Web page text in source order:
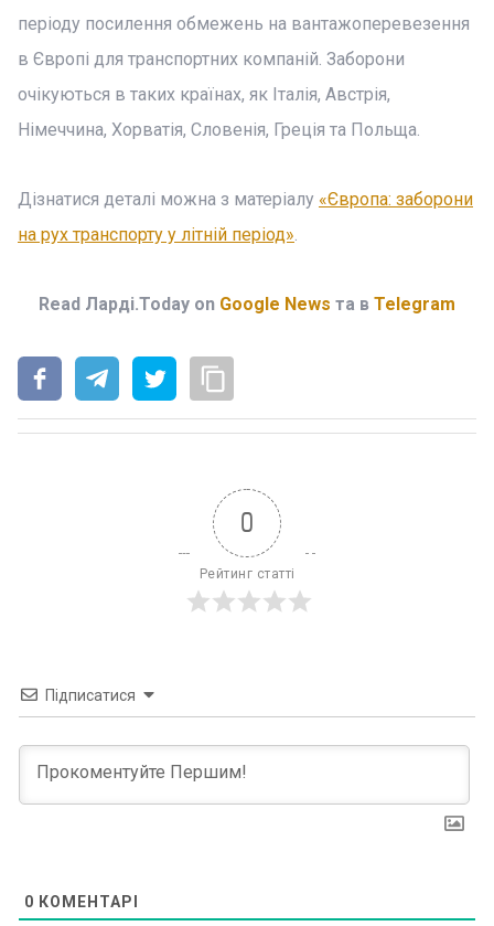
періоду посилення обмежень на вантажоперевезення
в Європі для транспортних компаній. Заборони
очікуються в таких країнах, як Італія, Австрія,
Німеччина, Хорватія, Словенія, Греція та Польща.
Дізнатися деталі можна з матеріалу «Європа: заборони
на рух транспорту у літній період».
Read Ларді.Today on Google News та в Telegram
0
Рейтинг статті
Підписатися
0 КОМЕНТАРІ